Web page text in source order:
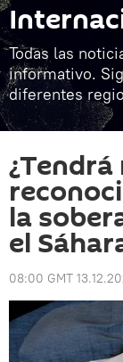
Todas las
informativo.
diferentes
la
el
08:00 GMT